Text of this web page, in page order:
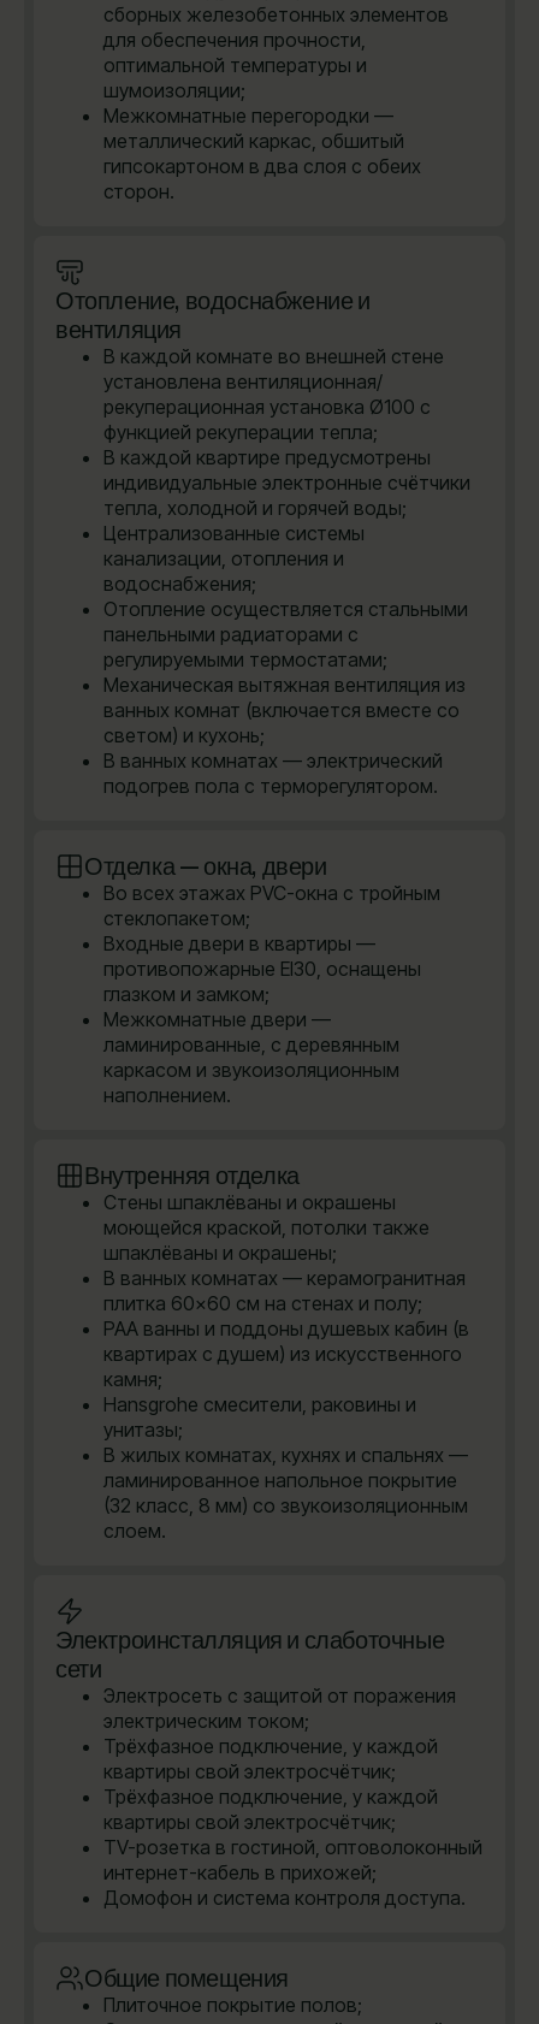
сборных железобетонных элементов
для обеспечения прочности,
оптимальной температуры и
шумоизоляции;
Межкомнатные перегородки —
металлический каркас, обшитый
гипсокартоном в два слоя с обеих
сторон.
Отопление, водоснабжение и
вентиляция
В каждой комнате во внешней стене
установлена вентиляционная/
рекуперационная установка Ø100 с
функцией рекуперации тепла;
В каждой квартире предусмотрены
индивидуальные электронные счётчики
тепла, холодной и горячей воды;
Централизованные системы
канализации, отопления и
водоснабжения;
Отопление осуществляется стальными
панельными радиаторами с
регулируемыми термостатами;
Механическая вытяжная вентиляция из
ванных комнат (включается вместе со
светом) и кухонь;
В ванных комнатах — электрический
подогрев пола с терморегулятором.
Отделка — окна, двери
Во всех этажах PVC-окна с тройным
стеклопакетом;
Входные двери в квартиры —
противопожарные EI30, оснащены
глазком и замком;
Межкомнатные двери —
ламинированные, с деревянным
каркасом и звукоизоляционным
наполнением.
Внутренняя отделка
Стены шпаклёваны и окрашены
моющейся краской, потолки также
шпаклёваны и окрашены;
В ванных комнатах — керамогранитная
плитка 60×60 см на стенах и полу;
PAA ванны и поддоны душевых кабин (в
квартирах с душем) из искусственного
камня;
Hansgrohe cмесители, раковины и
унитазы;
В жилых комнатах, кухнях и спальнях —
ламинированное напольное покрытие
(32 класс, 8 мм) со звукоизоляционным
слоем.
Электроинсталляция и слаботочные
сети
Электросеть с защитой от поражения
электрическим током;
Трёхфазное подключение, у каждой
квартиры свой электросчётчик;
Трёхфазное подключение, у каждой
квартиры свой электросчётчик;
TV-розетка в гостиной, оптоволоконный
интернет-кабель в прихожей;
Домофон и система контроля доступа.
Общие помещения
Плиточное покрытие полов;